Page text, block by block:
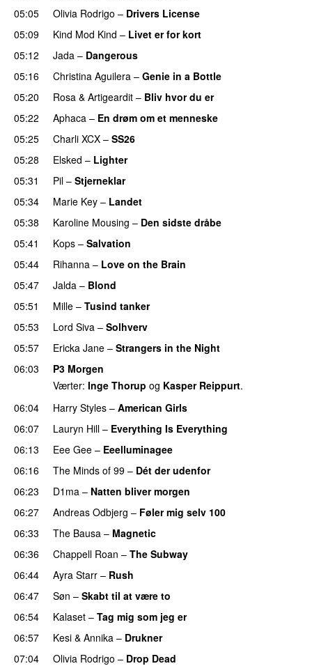
05:05 Olivia Rodrigo – Drivers License
05:09
Kind Mod Kind – Livet er for kort
05:12
Jada – Dangerous
05:16
Christina Aguilera – Genie in a Bottle
05:20
Rosa & Artigeardit – Bliv hvor du er
05:22 Aphaca – En drøm om et menneske
05:25 Charli XCX – SS26
05:28 Elsked – Lighter
05:31 Pil – Stjerneklar
05:34
Marie Key – Landet
05:38
Karoline Mousing – Den sidste dråbe
05:41
Kops – Salvation
05:44 Rihanna – Love on the Brain
05:47
Jalda – Blond
05:51 Mille – Tusind tanker
05:53
Lord Siva – Solhverv
05:57
Ericka Jane – Strangers in the Night
06:03
P3 Morgen
Værter: Inge Thorup og Kasper Reippurt.
06:04
Harry Styles – American Girls
06:07
Lauryn Hill – Everything Is Everything
06:13
Eee Gee – Eeelluminagee
06:16 The Minds of 99 – Dét der udenfor
06:23
D1ma – Natten bliver morgen
06:27
Andreas Odbjerg – Føler mig selv 100
06:33
The Bausa – Magnetic
06:36 Chappell Roan – The Subway
06:44
Ayra Starr – Rush
06:47
Søn – Skabt til at være to
06:54
Kalaset – Tag mig som jeg er
06:57 Kesi & Annika – Drukner
07:04
Olivia Rodrigo – Drop Dead